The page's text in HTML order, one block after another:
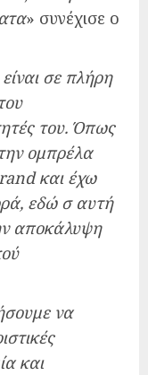
» συνέχισε ο
σε πλήρη
του. Όπως
ομπρέλα
και έχω
εδώ σ αυτή
αποκάλυψη
να
και